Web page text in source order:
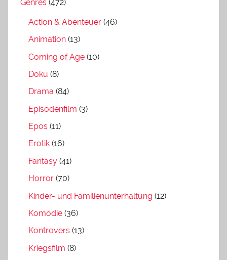
Genres (472)
Action & Abenteuer (46)
Animation (13)
Coming of Age (10)
Doku (8)
Drama (84)
Episodenfilm (3)
Epos (11)
Erotik (16)
Fantasy (41)
Horror (70)
Kinder- und Familienunterhaltung (12)
Komödie (36)
Kontrovers (13)
Kriegsfilm (8)